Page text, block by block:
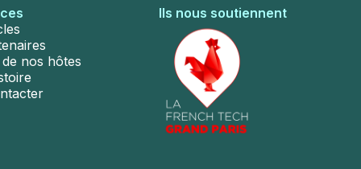
nos hôtes
Ils nous soutiennent